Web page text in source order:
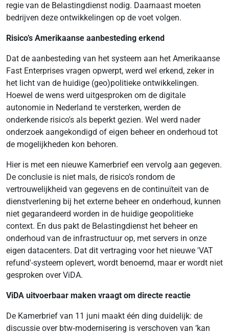
regie van de Belastingdienst nodig. Daarnaast moeten
bedrijven deze ontwikkelingen op de voet volgen.
Risico’s Amerikaanse aanbesteding erkend
Dat de aanbesteding van het systeem aan het Amerikaanse
Fast Enterprises vragen opwerpt, werd wel erkend, zeker in
het licht van de huidige (geo)politieke ontwikkelingen.
Hoewel de wens werd uitgesproken om de digitale
autonomie in Nederland te versterken, werden de
onderkende risico's als beperkt gezien. Wel werd nader
onderzoek aangekondigd of eigen beheer en onderhoud tot
de mogelijkheden kon behoren.
Hier is met een nieuwe Kamerbrief een vervolg aan gegeven.
De conclusie is niet mals, de risico’s rondom de
vertrouwelijkheid van gegevens en de continuïteit van de
dienstverlening bij het externe beheer en onderhoud, kunnen
niet gegarandeerd worden in de huidige geopolitieke
context. En dus pakt de Belastingdienst het beheer en
onderhoud van de infrastructuur op, met servers in onze
eigen datacenters. Dat dit vertraging voor het nieuwe 'VAT
refund'-systeem oplevert, wordt benoemd, maar er wordt niet
gesproken over ViDA.
ViDA uitvoerbaar maken vraagt om directe reactie
De Kamerbrief van 11 juni maakt één ding duidelijk: de
discussie over btw‑modernisering is verschoven van ‘kan